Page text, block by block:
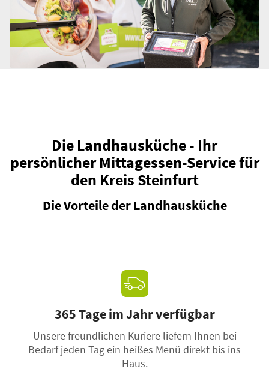
Die Landhausküche - Ihr
persönlicher Mittagessen-Service für
den Kreis Steinfurt
Die Vorteile der Landhausküche
365 Tage im Jahr verfügbar
Unsere freundlichen Kuriere liefern Ihnen bei
Bedarf jeden Tag ein heißes Menü direkt bis ins
Haus.